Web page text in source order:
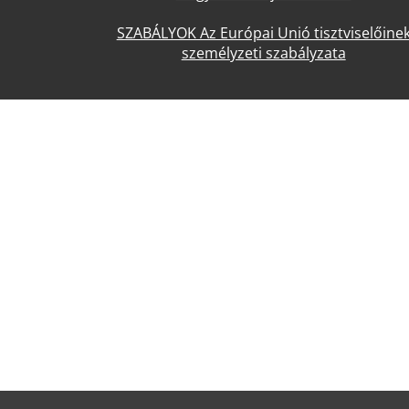
SZABÁLYOK Az Európai Unió
személyzeti szabályzata